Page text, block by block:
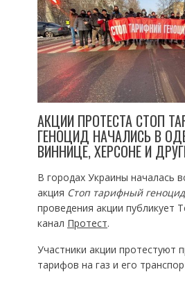
АКЦИИ ПРОТЕСТА СТОП
ГЕНОЦИД НАЧАЛИСЬ В
ВИННИЦЕ, ХЕРСОНЕ И
В городах Украины началась
акция Стоп тарифный геноцид
проведения акции публикует
канал Протест.
Участники акции протестуют
тарифов на газ и его